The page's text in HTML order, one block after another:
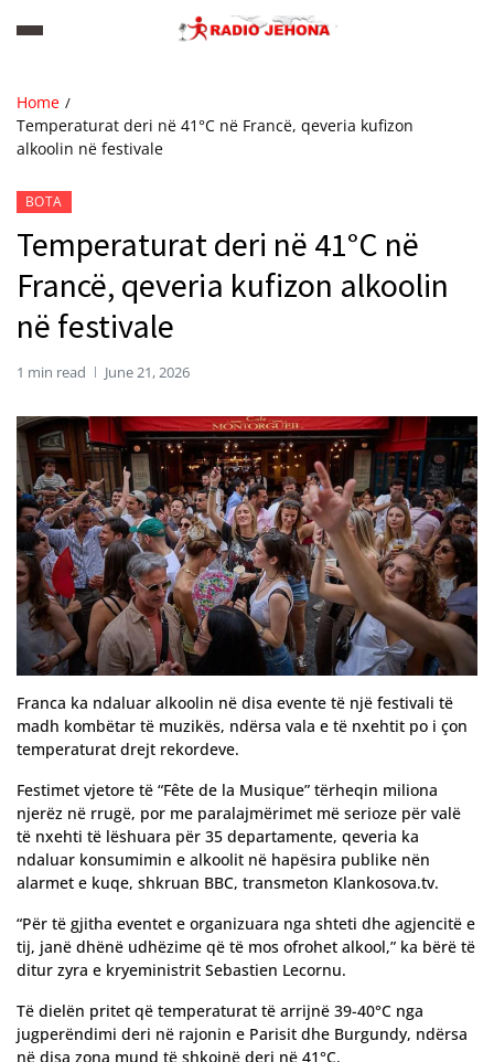
Home
Temperaturat deri në 41°C në Francë, qeveria kufizon
alkoolin në festivale
BOTA
Temperaturat deri në 41°C në
Francë, qeveria kufizon alkoolin
në festivale
1 min read June 21, 2026
Franca ka ndaluar alkoolin në disa evente të një festivali të
madh kombëtar të muzikës, ndërsa vala e të nxehtit po i çon
temperaturat drejt rekordeve.
Festimet vjetore të “Fête de la Musique” tërheqin miliona
njerëz në rrugë, por me paralajmërimet më serioze për valë
të nxehti të lëshuara për 35 departamente, qeveria ka
ndaluar konsumimin e alkoolit në hapësira publike nën
alarmet e kuqe, shkruan BBC, transmeton Klankosova.tv.
“Për të gjitha eventet e organizuara nga shteti dhe agjencitë e
tij, janë dhënë udhëzime që të mos ofrohet alkool,” ka bërë të
ditur zyra e kryeministrit Sebastien Lecornu.
Të dielën pritet që temperaturat të arrijnë 39-40°C nga
jugperëndimi deri në rajonin e Parisit dhe Burgundy, ndërsa
në disa zona mund të shkojnë deri në 41°C.